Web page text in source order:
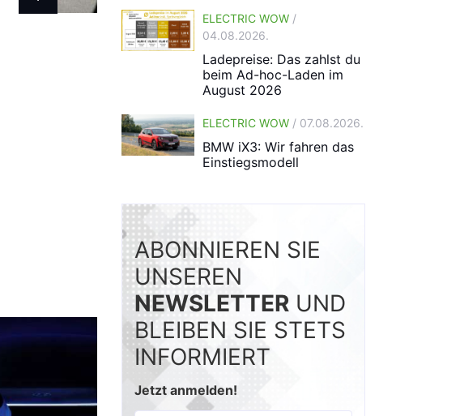
ELECTRIC WOW /
04.08.2026.
Ladepreise: Das zahlst du
beim Ad-hoc-Laden im
August 2026
ELECTRIC WOW / 07.08.2026.
BMW iX3: Wir fahren das
Einstiegsmodell
ABONNIEREN SIE
UNSEREN
NEWSLETTER UND
BLEIBEN SIE STETS
INFORMIERT
Jetzt anmelden!